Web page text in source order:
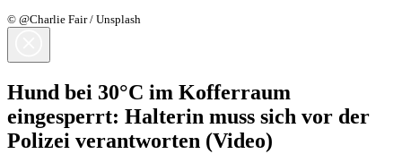
© @Charlie Fair / Unsplash
Hund bei 30°C im Kofferraum
eingesperrt: Halterin muss sich vor der
Polizei verantworten (Video)